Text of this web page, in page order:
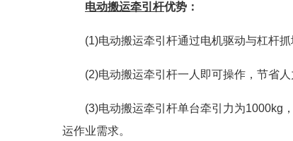
电动搬运牵引杆优势：
(1)电动搬运牵引杆通过电机驱动与杠杆
(2)电动搬运牵引杆一人即可操作，节省人
(3)电动搬运牵引杆单台牵引力为1000kg
运作业需求。